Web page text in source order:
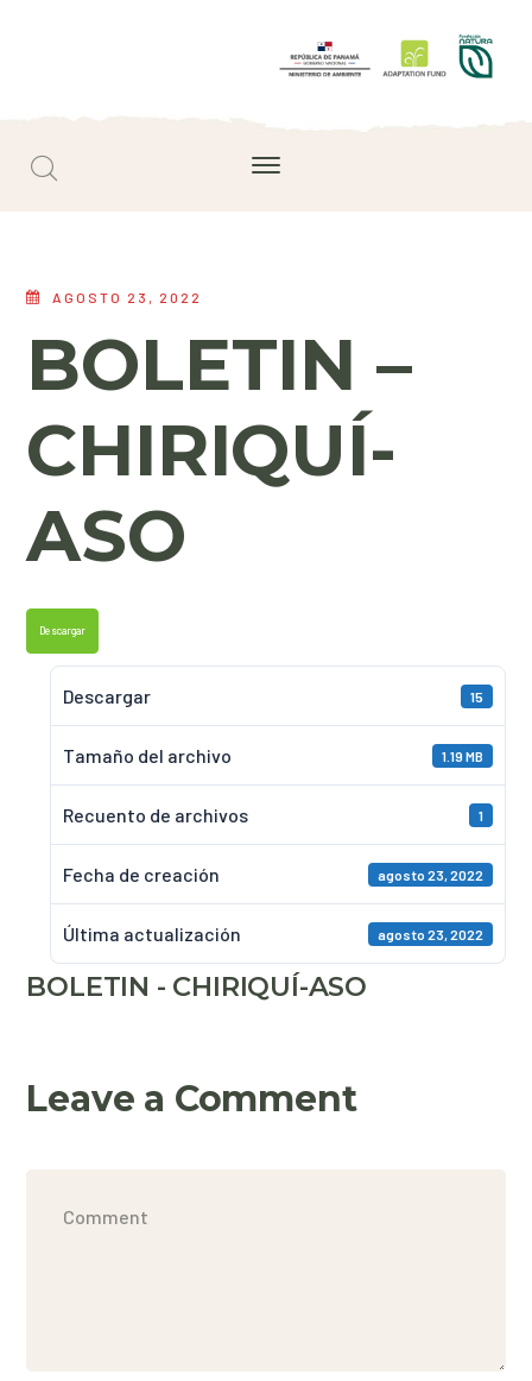
AGOSTO 23, 2022
BOLETIN –
CHIRIQUÍ-
ASO
Descargar
Descargar 15
Tamaño del archivo 1.19 MB
Recuento de archivos 1
Fecha de creación agosto 23, 2022
Última actualización agosto 23, 2022
BOLETIN - CHIRIQUÍ-ASO
Leave a Comment